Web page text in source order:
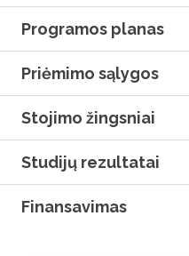
Programos planas
Priėmimo sąlygos
Stojimo žingsniai
Studijų rezultatai
Finansavimas